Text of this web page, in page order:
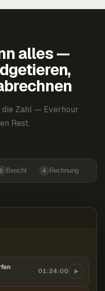
alles —
Zahl — Everhour
Rest.
3 Bericht 4 Rechnung
01:24:00